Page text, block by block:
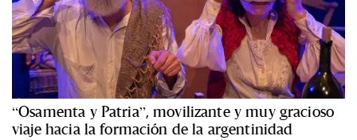
“Osamenta y Patria”, movilizante y muy gracioso
viaje hacia la formación de la argentinidad